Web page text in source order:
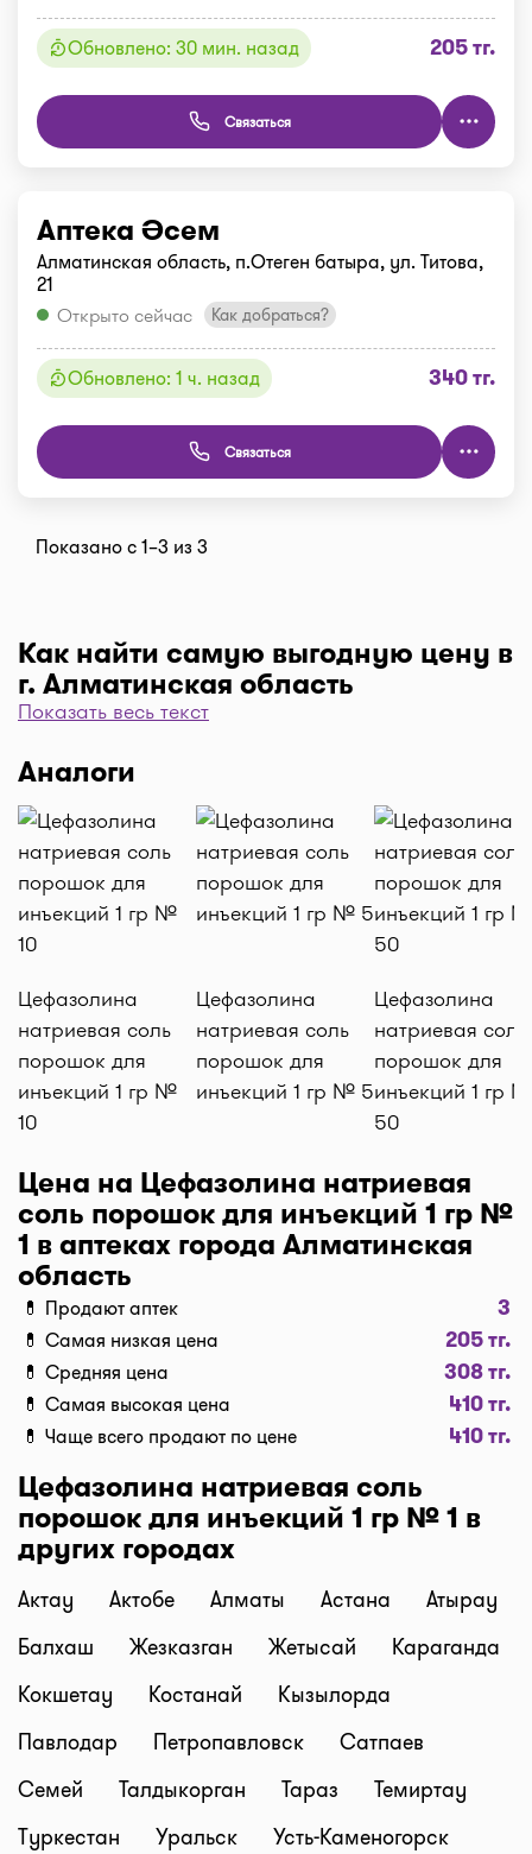
Обновлено: 30 мин. назад 205 тг.
Связаться
Аптека Әсем
Алматинская область, п.Отеген батыра, ул. Титова,
21
Открыто сейчас
Как добраться?
Обновлено: 1 ч. назад 340 тг.
Связаться
Показано с 1–3 из 3
Как найти самую выгодную цену в
г. Алматинская область
Чтобы отфильтровать аптеки по цене, нажмите
"Фильтр", далее "По цене, от 1..." и кнопку
"Выбрать". Самая низкая цена в аптеке перед
вами. Экономьте с помощью сервиса I-teka!
Доставка
Нужна быстрая доставка лекарств в г.
Алматинская область? Добавляйте нужные
препараты по кнопке "Купить", оформляйте
курьеры доставят препараты домой или на
работу по оптимальной цене. Средняя цена
доставки лекарств на данный момент от 1500 тг.
до 2500 тг. (стоимость зависит от времени суток и
расстояния между аптекой и адресом доставки).
Наш сервис позволяет оплатить бронь лекарств и
забрать самому в удобное время! При
оформлении заказа, нажмите "Забрать в аптеке",
мы забронируем ваш заказ и отправим код для
получения. Важно: забрать препараты в аптеке
можно только после подверждения наличия от
аптеки.
Актуальность цен
Данные на сайте обновляются постоянно. На
обновлена цена - 2ч назад, вчера, 10 мин. назад,
5 мин. назад, и т.д.
Не нашли нужное лекарство? Каждый день на
сайт мы добавляем новые аптеки или точки
аптечных сетей. Например, у нас вы можете
найти: Аптеки Gold medicine, Социальные аптеки
Mega Pharm, Аптеки "Алмасат", Аптеки "Salamat",
АНЦ (Аптеки Низких Цен), Гиппократ, и другие.
Следите за обновлениями!
Все аптеки Казахстана с ценами на лекарства в
одном месте только на I-teka.kz!
Показать весь текст
Аналоги
Цефазолина
натриевая соль
порошок для
инъекций 1 гр №
10
Цефазолина
натриевая соль
порошок для
инъекций 1 гр № 5
Цефазолина
натриевая соль
порошок для
инъекций 1 гр №
50
Цена на Цефазолина натриевая
соль порошок для инъекций 1 гр №
1 в аптеках города Алматинская
область
💊 Продают аптек 3
💊 Самая низкая цена 205 тг.
💊 Средняя цена 308 тг.
💊 Самая высокая цена 410 тг.
💊 Чаще всего продают по цене 410 тг.
Цефазолина натриевая соль
порошок для инъекций 1 гр № 1 в
других городах
Актау Актобе Алматы Астана
Атырау
Балхаш
Жезказган Жетысай
Караганда
Кокшетау
Костанай
Кызылорда
Павлодар
Петропавловск
Сатпаев
Семей
Талдыкорган Тараз
Темиртау
Туркестан
Уральск
Усть-Каменогорск